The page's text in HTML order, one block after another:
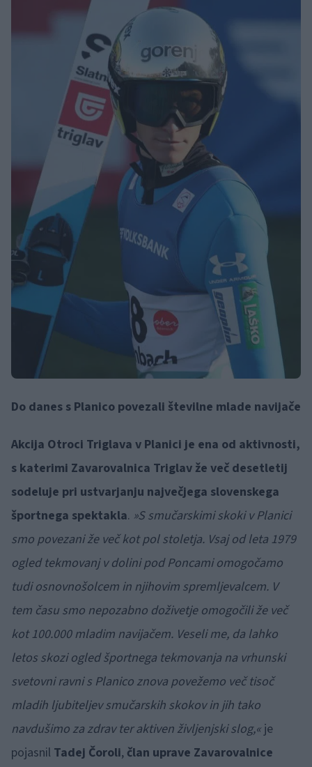
Do danes s Planico povezali številne mlade navijače
Akcija Otroci Triglava v Planici je ena od aktivnosti,
s katerimi Zavarovalnica Triglav že več desetletij
sodeluje pri ustvarjanju največjega slovenskega
športnega spektakla. »S smučarskimi skoki v Planici
smo povezani že več kot pol stoletja. Vsaj od leta 1979
ogled tekmovanj v dolini pod Poncami omogočamo
tudi osnovnošolcem in njihovim spremljevalcem. V
tem času smo nepozabno doživetje omogočili že več
kot 100.000 mladim navijačem. Veseli me, da lahko
letos skozi ogled športnega tekmovanja na vrhunski
svetovni ravni s Planico znova povežemo več tisoč
mladih ljubiteljev smučarskih skokov in jih tako
navdušimo za zdrav ter aktiven življenjski slog,« je
pojasnil Tadej Čoroli, član uprave Zavarovalnice